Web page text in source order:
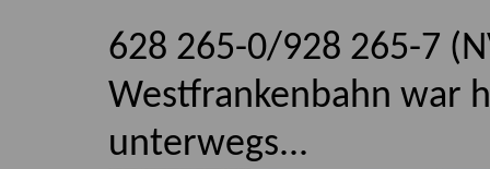
628 265-0/928 265-7
Westfrankenbahn war
unterwegs...